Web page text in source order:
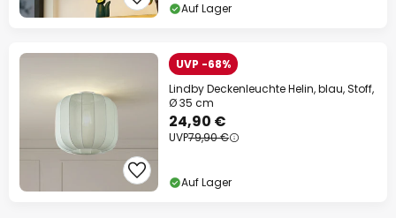
Auf Lager
UVP -68%
Lindby Deckenleuchte Helin, blau, Stoff,
Ø 35 cm
24,90 €
UVP79,90 €
Auf Lager